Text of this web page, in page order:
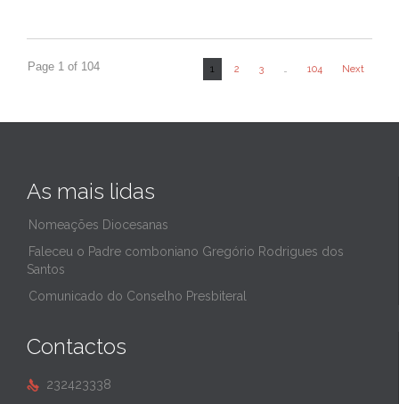
Page 1 of 104 1 2 3 … 104 Next
As mais lidas
Nomeações Diocesanas
Faleceu o Padre comboniano Gregório Rodrigues dos
Santos
Comunicado do Conselho Presbiteral
Contactos
 232423338